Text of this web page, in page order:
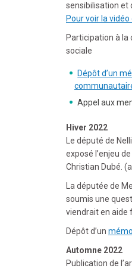
sensibilisation et
Pour voir la
Participation à
sociale
Dépôt d’un
Appel aux
Hiver 2022
Le député de
exposé l’enjeu
Christian Dubé.
La députée de
soumis une
viendrait en aide
Dépôt d’un
Automne 2022
Publication de